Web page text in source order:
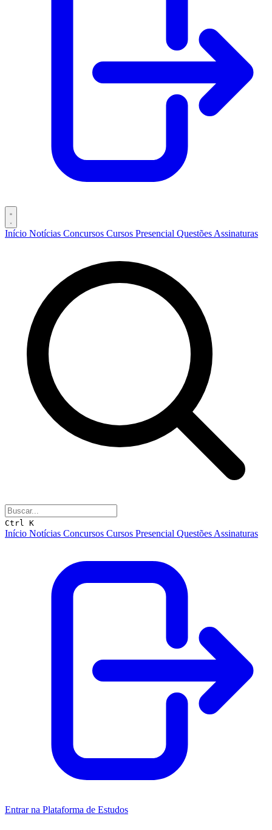
Início Notícias Concursos Cursos Presencial Questões Assinaturas
Ctrl K
Início Notícias Concursos Cursos Presencial Questões Assinaturas
Entrar na Plataforma de Estudos